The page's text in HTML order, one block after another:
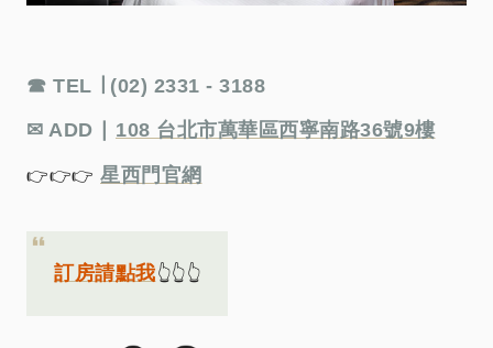
☎ TEL ∣ (02) 2331 - 3188
✉ ADD ∣
108 台北市萬華區西寧南路36號9樓
👉👉👉 星西門官網
訂房請點我👆👆👆